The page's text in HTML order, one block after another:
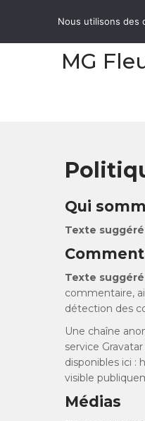
MG
Qui
Texte
Texte
commentaire,
détection des
Une chaîne
service
disponibles ici :
visible
Médias
Nous utilisons des